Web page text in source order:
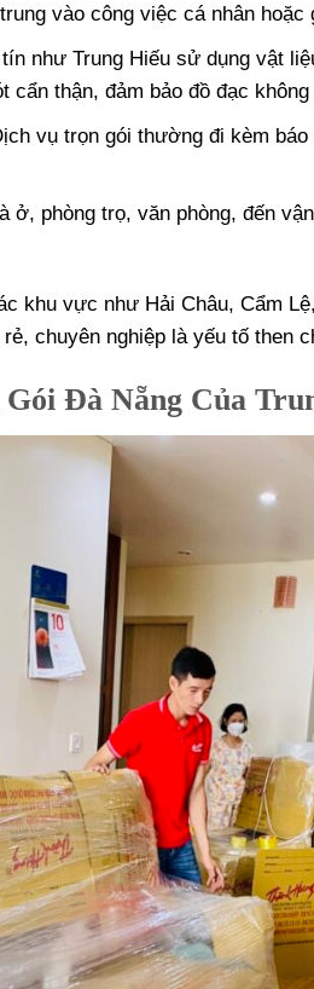
vào công việc cá nhân hoặc
như Trung Hiếu sử dụng vật
cẩn thận, đảm bảo đồ đạc
vụ trọn gói thường đi kèm
ở, phòng trọ, văn phòng, đến
khu vực như Hải Châu, Cẩm
rẻ, chuyên nghiệp là yếu tố then
Đà Nẵng Của